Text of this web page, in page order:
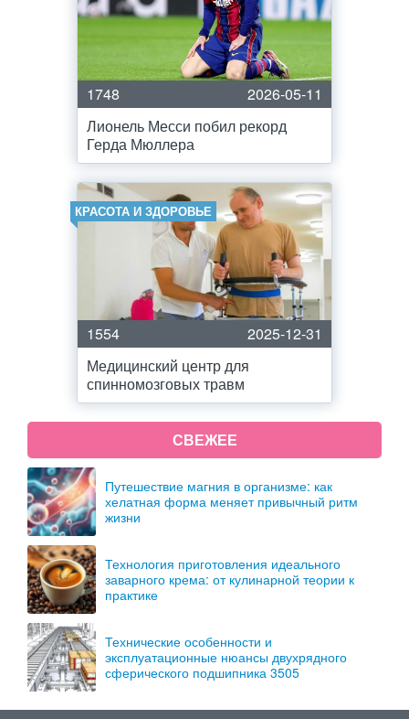
1748
2026-05-11
Лионель Месси побил рекорд
Герда Мюллера
КРАСОТА И ЗДОРОВЬЕ
1554
2025-12-31
Медицинский центр для
спинномозговых травм
СВЕЖЕЕ
Путешествие магния в организме: как
хелатная форма меняет привычный ритм
жизни
Технология приготовления идеального
заварного крема: от кулинарной теории к
практике
Технические особенности и
эксплуатационные нюансы двухрядного
сферического подшипника 3505